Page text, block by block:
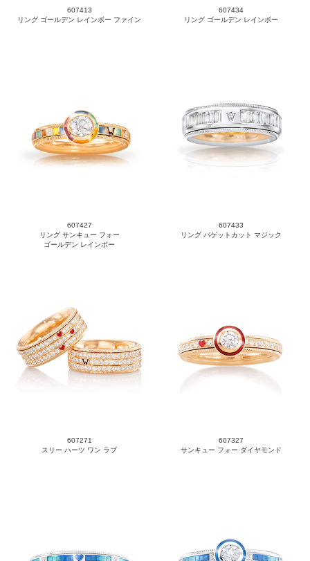
607413
リング ゴールデン レインボー ファイン
607434
リング ゴールデン レインボー
607427
リング サンキュー フォー
ゴールデン レインボー
607433
リング バゲットカット マジック
607271
スリー ハーツ ワン ラブ
607327
サンキュー フォー ダイヤモンド